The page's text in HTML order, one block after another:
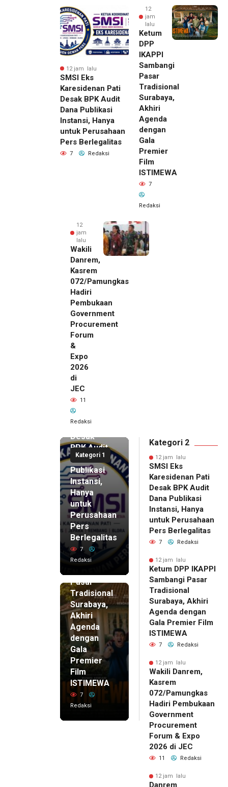
12 jam lalu
SMSI Eks
Karesidenan Pati
Desak BPK Audit
Dana Publikasi
Instansi, Hanya
untuk Perusahaan
Pers Berlegalitas
7 Redaksi
12
jam
lalu
Ketum
DPP
IKAPPI
Sambangi
Pasar
Tradisional
Surabaya,
Akhiri
Agenda
dengan
Gala
Premier
Film
ISTIMEWA
7
Redaksi
12
jam
lalu
Wakili
Danrem,
Kasrem
072/Pamungkas
Hadiri
Pembukaan
Government
Procurement
Forum
&
Expo
2026
di
JEC
11
Redaksi
Kategori 1
SMSI Eks
Karesidenan
Pati
Desak
BPK Audit
Dana
Publikasi
Instansi,
Hanya
untuk
Perusahaan
Pers
Berlegalitas
7
Redaksi
12 jam lalu
Ketum
DPP
IKAPPI
Pasar
Tradisional
Surabaya,
Akhiri
Agenda
dengan
Gala
Premier
Film
ISTIMEWA
7
Redaksi
Kategori 2
12 jam lalu
SMSI Eks
Karesidenan Pati
Desak BPK Audit
Dana Publikasi
Instansi, Hanya
untuk Perusahaan
Pers Berlegalitas
7 Redaksi
12 jam lalu
Ketum DPP IKAPPI
Sambangi Pasar
Tradisional
Surabaya, Akhiri
Agenda dengan
Gala Premier Film
ISTIMEWA
7 Redaksi
12 jam lalu
Wakili Danrem,
Kasrem
072/Pamungkas
Hadiri Pembukaan
Government
Procurement
Forum & Expo
2026 di JEC
11 Redaksi
12 jam lalu
Danrem